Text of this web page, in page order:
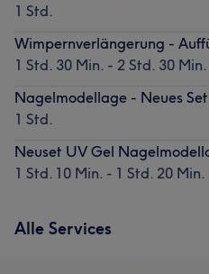
1 Std.
Wimpernverlängerung -
1 Std. 30 Min. - 2 Std. 30 Min.
Nagelmodellage - Neues
1 Std.
Neuset UV Gel
1 Std. 10 Min. - 1 Std. 20 Min.
Alle Services